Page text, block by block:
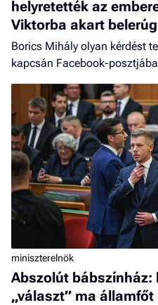
helyretették az
Viktorba akart
Borics Mihály olyan kérdést
kapcsán Facebook-
miniszterelnök
Abszolút bábszínház:
„választ” ma